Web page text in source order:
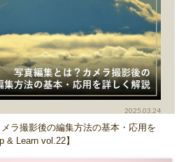
2025.03.24
ラ撮影後の編集方法の基本・応用を
& Learn vol.22】